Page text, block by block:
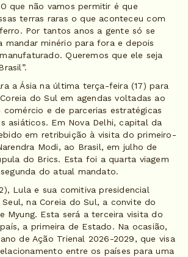
que não vamos permitir é que
terras raras o que aconteceu com
Por tantos anos a gente só se
mandar minério para fora e depois
Queremos que ele seja
a Ásia na última terça-feira (17) para
do Sul em agendas voltadas ao
e de parcerias estratégicas
asiáticos. Em Nova Delhi, capital da
em retribuição à visita do primeiro-
Modi, ao Brasil, em julho de
do Brics. Esta foi a quarta viagem
do atual mandato.
Lula e sua comitiva presidencial
na Coreia do Sul, a convite do
Myung. Esta será a terceira visita do
a primeira de Estado. Na ocasião,
de Ação Trienal 2026-2029, que visa
entre os países para uma